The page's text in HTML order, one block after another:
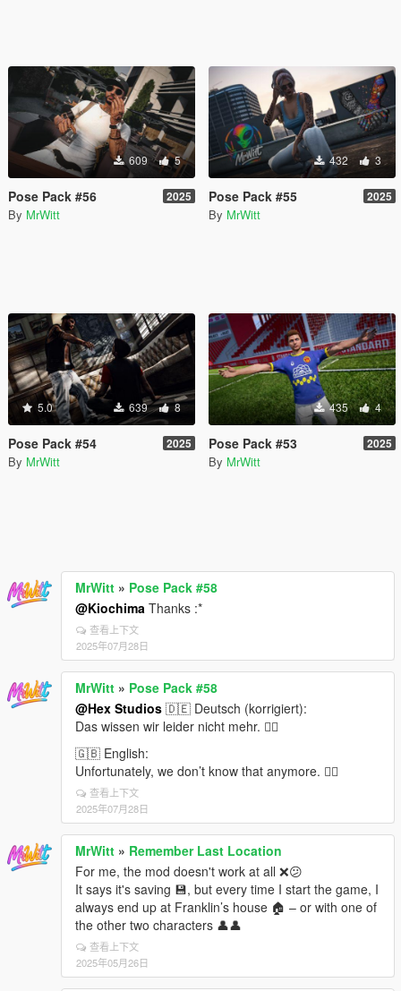
609 5
Pose Pack #56 2025
By MrWitt
432 3
Pose Pack #55 2025
By MrWitt
5.0 639 8
Pose Pack #54 2025
By MrWitt
435 4
Pose Pack #53 2025
By MrWitt
MrWitt » Pose Pack #58
@Kiochima Thanks :*
查看上下文
2025年07月28日
MrWitt » Pose Pack #58
@Hex Studios 🇩🇪 Deutsch (korrigiert):
Das wissen wir leider nicht mehr. 🤷‍♂️
🇬🇧 English:
Unfortunately, we don’t know that anymore. 🤷‍♂️
查看上下文
2025年07月28日
MrWitt » Remember Last Location
For me, the mod doesn't work at all ❌😕
It says it's saving 💾, but every time I start the game, I
always end up at Franklin’s house 🏠 – or with one of
the other two characters 👤👤
查看上下文
2025年05月26日